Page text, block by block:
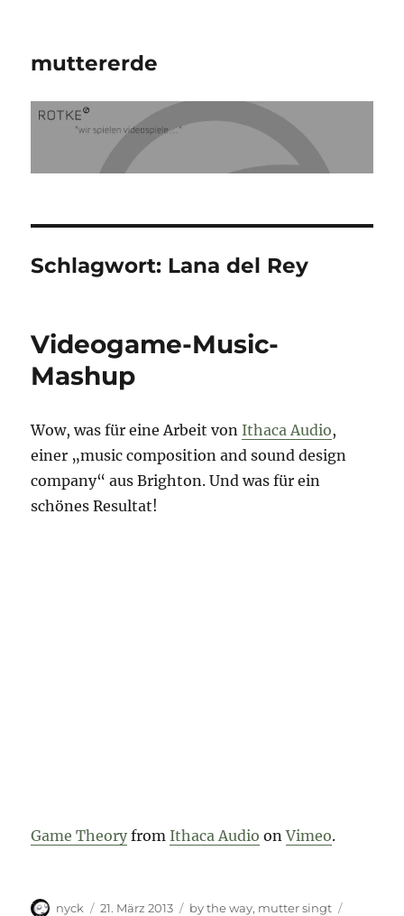
muttererde
Schlagwort: Lana del Rey
Videogame-Music-
Mashup
Wow, was für eine Arbeit von Ithaca Audio,
einer „music composition and sound design
company“ aus Brighton. Und was für ein
schönes Resultat!
Game Theory from Ithaca Audio onVimeo.
Autor
nyck
Veröffentlicht
21. März 2013 Kategorien
by the way, mutter singt